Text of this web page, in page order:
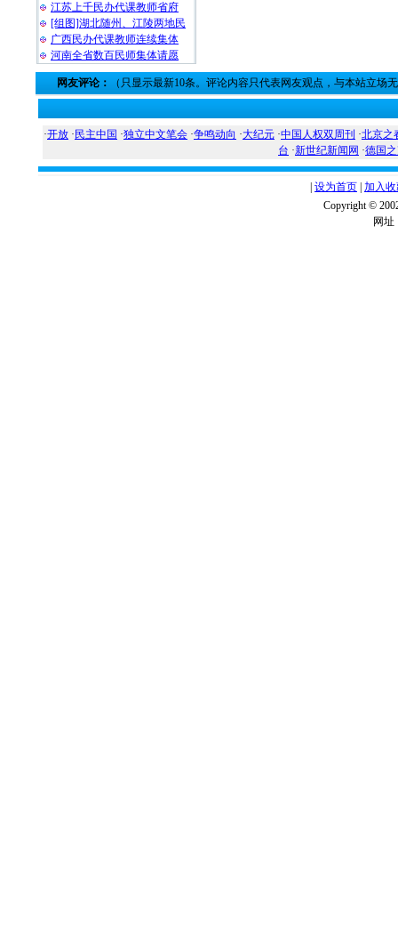
江苏上千民办代课教师省府
[组图]湖北随州、江陵两地民
广西民办代课教师连续集体
河南全省数百民师集体请愿
网友评论： （只显示最新10条。评论内容只代表网友观点，与本站立场
·开放 · 民主中国 ·独立中文笔会 ·争鸣动向 ·大纪元 ·中国人权双周刊 ·北京之
台 ·新世纪新闻网 ·德国
设为首页 加入
Copyright ©
网址